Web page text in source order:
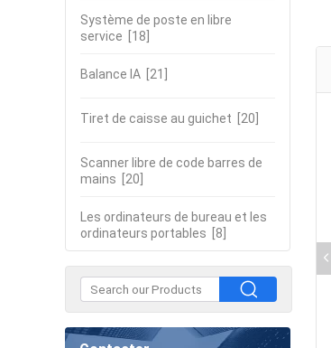
Système de poste en libre
service [18]
Balance IA [21]
Tiret de caisse au guichet [20]
Scanner libre de code barres de
mains [20]
Les ordinateurs de bureau et les
ordinateurs portables [8]